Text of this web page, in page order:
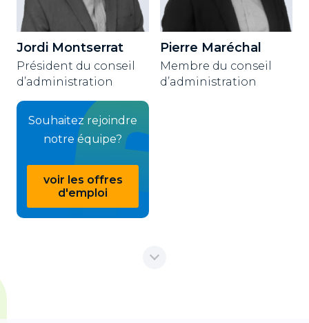
Jordi Montserrat
Président du conseil
d’administration
Pierre Maréchal
Membre du conseil
d’administration
Souhaitez rejoindre
notre équipe?
voir les offres
d'emploi